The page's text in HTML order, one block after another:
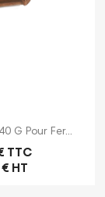
rapide
G Pour Fer...
TTC
HT